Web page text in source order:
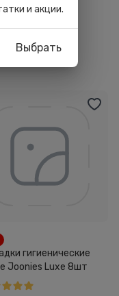
189 ₽
гигиенические
Joonies Luxe 8шт
и акции.
Выбрать